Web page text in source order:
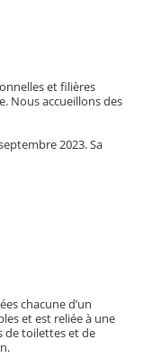
et filières
Nous accueillons des
2023. Sa
chacune d’un
et est reliée à une
de toilettes et de